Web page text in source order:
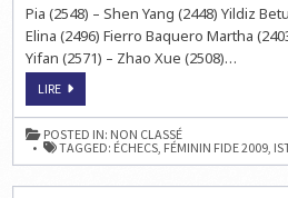
Pia (2548) – Shen Yang (2448) Yildiz
Elina (2496) Fierro Baquero Martha
Yifan (2571) – Zhao Xue (2508)…
LIREGRAND
FIDE
FÉMININ
À
ISTANBUL
:
POSTED IN: NON CLASSÉ
TAGGED: ÉCHECS, FÉMININ FIDE 2009,